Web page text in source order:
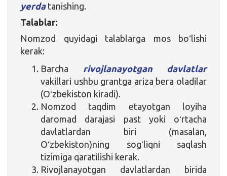
yerda tanishing.
Talablar:
Nomzod quyidagi talablarga mos boʻlishi
kerak:
Barcha
rivojlanayotgan davlatlar
vakillari ushbu grantga ariza bera oladilar
(Oʻzbekiston kiradi).
Nomzod taqdim etayotgan loyiha
daromad darajasi past yoki oʻrtacha
davlatlardan biri (masalan,
Oʻzbekiston)ning sogʻliqni saqlash
tizimiga qaratilishi kerak.
Rivojlanayotgan davlatlardan birida